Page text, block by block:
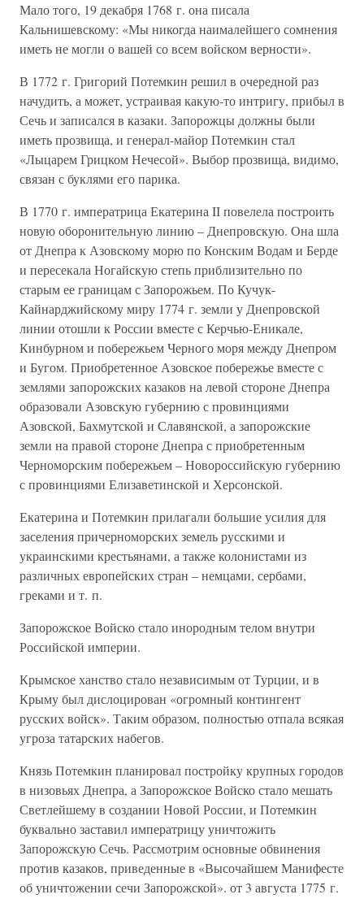
Мало того, 19 декабря 1768 г. она писала
Кальнишевскому: «Мы никогда наималейшего сомнения
иметь не могли о вашей со всем войском верности».
В 1772 г. Григорий Потемкин решил в очередной раз
начудить, а может, устраивая какую-то интригу, прибыл в
Сечь и записался в казаки. Запорожцы должны были
иметь прозвища, и генерал-майор Потемкин стал
«Лыцарем Грицком Нечесой». Выбор прозвища, видимо,
связан с буклями его парика.
В 1770 г. императрица Екатерина II повелела построить
новую оборонительную линию – Днепровскую. Она шла
от Днепра к Азовскому морю по Конским Водам и Берде
и пересекала Ногайскую степь приблизительно по
старым ее границам с Запорожьем. По Кучук-
Кайнарджийскому миру 1774 г. земли у Днепровской
линии отошли к России вместе с Керчью-Еникале,
Кинбурном и побережьем Черного моря между Днепром
и Бугом. Приобретенное Азовское побережье вместе с
землями запорожских казаков на левой стороне Днепра
образовали Азовскую губернию с провинциями
Азовской, Бахмутской и Славянской, а запорожские
земли на правой стороне Днепра с приобретенным
Черноморским побережьем – Новороссийскую губернию
с провинциями Елизаветинской и Херсонской.
Екатерина и Потемкин прилагали большие усилия для
заселения причерноморских земель русскими и
украинскими крестьянами, а также колонистами из
различных европейских стран – немцами, сербами,
греками и т. п.
Запорожское Войско стало инородным телом внутри
Российской империи.
Крымское ханство стало независимым от Турции, и в
Крыму был дислоцирован «огромный контингент
русских войск». Таким образом, полностью отпала всякая
угроза татарских набегов.
Князь Потемкин планировал постройку крупных городов
в низовьях Днепра, а Запорожское Войско стало мешать
Светлейшему в создании Новой России, и Потемкин
буквально заставил императрицу уничтожить
Запорожскую Сечь. Рассмотрим основные обвинения
против казаков, приведенные в «Высочайшем Манифесте
об уничтожении сечи Запорожской». от 3 августа 1775 г.